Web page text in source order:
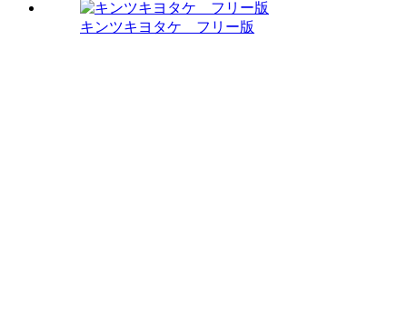
キンツキヨタケ フリー版